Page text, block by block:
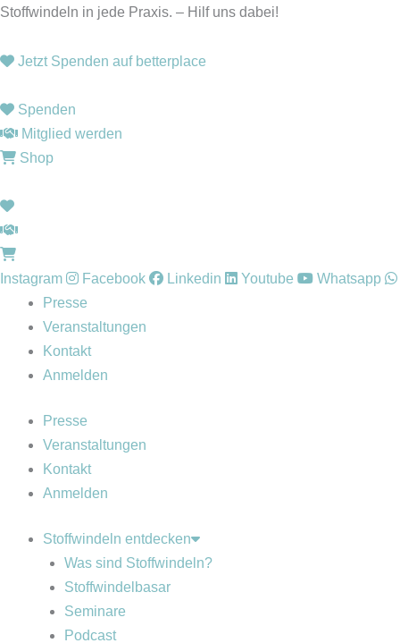
Zum
springen
Stoffwindeln in jede Praxis. – Hilf uns dabei!
Jetzt Spenden auf betterplace
Spenden
Mitglied werden
Shop
Instagram Facebook Linkedin Youtube
Whatsapp
Presse
Veranstaltungen
Kontakt
Anmelden
Presse
Veranstaltungen
Kontakt
Anmelden
Stoffwindeln entdecken
Was sind Stoffwindeln?
Stoffwindelbasar
Seminare
Podcast